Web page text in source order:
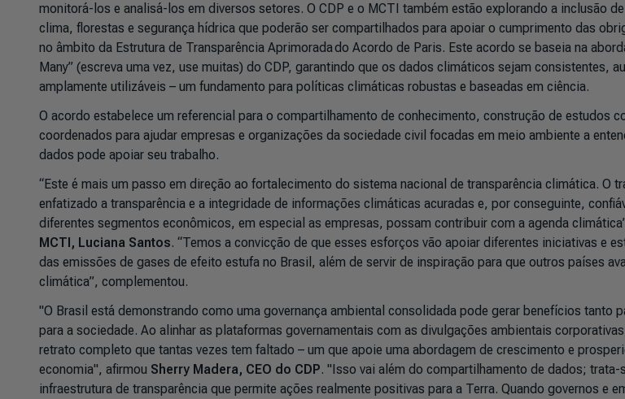
monitorá-los e analisá-los em diversos setores. O CDP e o MCTI também estão explorando a inclusão
clima, florestas e segurança hídrica que poderão ser compartilhados para apoiar o cumprimento das
no âmbito da Estrutura de Transparência Aprimorada do Acordo de Paris. Este acordo se baseia na
Many” (escreva uma vez, use muitas) do CDP, garantindo que os dados climáticos sejam consistentes,
amplamente utilizáveis – um fundamento para políticas climáticas robustas e baseadas em ciência.
O acordo estabelece um referencial para o compartilhamento de conhecimento, construção de estudos
coordenados para ajudar empresas e organizações da sociedade civil focadas em meio ambiente a
dados pode apoiar seu trabalho.
“Este é mais um passo em direção ao fortalecimento do sistema nacional de transparência climática. O
enfatizado a transparência e a integridade de informações climáticas acuradas e, por conseguinte,
diferentes segmentos econômicos, em especial as empresas, possam contribuir com a agenda
MCTI, Luciana Santos. “Temos a convicção de que esses esforços vão apoiar diferentes iniciativas e
das emissões de gases de efeito estufa no Brasil, além de servir de inspiração para que outros países
climática”, complementou.
"O Brasil está demonstrando como uma governança ambiental consolidada pode gerar benefícios tanto
para a sociedade. Ao alinhar as plataformas governamentais com as divulgações ambientais
retrato completo que tantas vezes tem faltado – um que apoie uma abordagem de crescimento e
economia", afirmou Sherry Madera, CEO do CDP. "Isso vai além do compartilhamento de dados; trata-
infraestrutura de transparência que permite ações realmente positivas para a Terra. Quando governos e